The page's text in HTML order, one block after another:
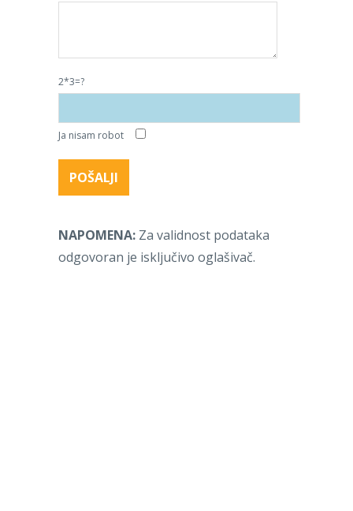
2*3=?
Ja nisam robot
NAPOMENA: Za validnost podataka
odgovoran je isključivo oglašivač.